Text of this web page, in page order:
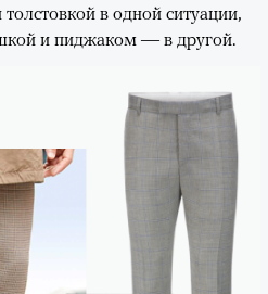
в одной ситуации,
и пиджаком — в другой.